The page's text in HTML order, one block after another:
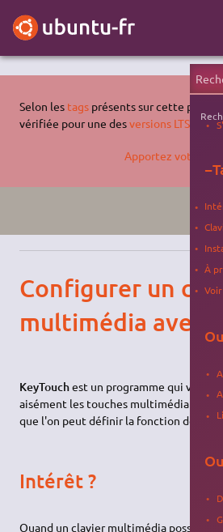
Selon les tags présents sur cette page,
vérifiée pour une desversions LTS
Apportez votre
Configurer un
multimédia avec
KeyTouchest un programme qui vous
aisément les touches multimédia de
que l'on peut définir la fonction de
Intérêt ?
Quand un clavier multimédia possède
−
À
Voir